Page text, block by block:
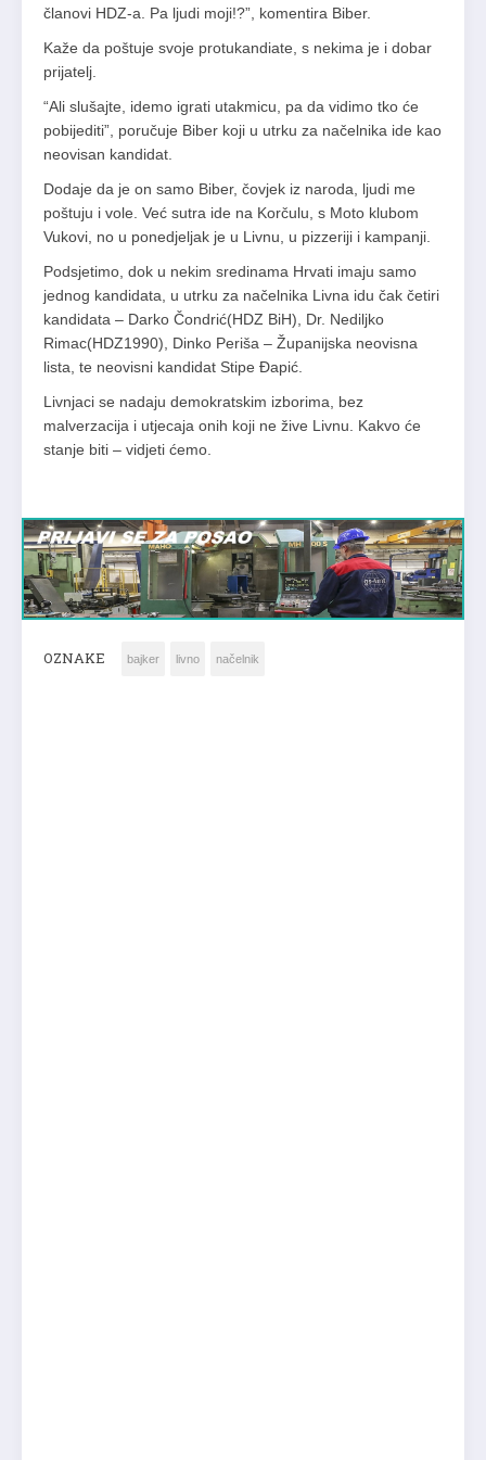
članovi HDZ-a. Pa ljudi moji!?”, komentira Biber.
Kaže da poštuje svoje protukandiate, s nekima je i dobar
prijatelj.
“Ali slušajte, idemo igrati utakmicu, pa da vidimo tko će
pobijediti”, poručuje Biber koji u utrku za načelnika ide kao
neovisan kandidat.
Dodaje da je on samo Biber, čovjek iz naroda, ljudi me
poštuju i vole. Već sutra ide na Korčulu, s Moto klubom
Vukovi, no u ponedjeljak je u Livnu, u pizzeriji i kampanji.
Podsjetimo, dok u nekim sredinama Hrvati imaju samo
jednog kandidata, u utrku za načelnika Livna idu čak četiri
kandidata – Darko Čondrić(HDZ BiH), Dr. Nediljko
Rimac(HDZ1990), Dinko Periša – Županijska neovisna
lista, te neovisni kandidat Stipe Đapić.
Livnjaci se nadaju demokratskim izborima, bez
malverzacija i utjecaja onih koji ne žive Livnu. Kakvo će
stanje biti – vidjeti ćemo.
OZNAKE bajker livno načelnik